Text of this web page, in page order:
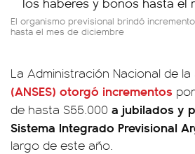
El organismo previsional brindó
hasta el mes de diciembre
La Administración Nacional de
(ANSES) otorgó incrementos
de hasta $55.000 a jubilados y
Sistema Integrado Previsional
largo de este año.